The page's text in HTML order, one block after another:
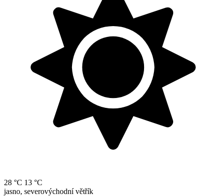
28 °C 13 °C
jasno, severovýchodní větřík